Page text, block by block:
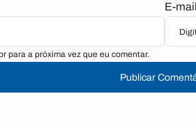
E-
para a próxima vez que eu comentar.
Publicar